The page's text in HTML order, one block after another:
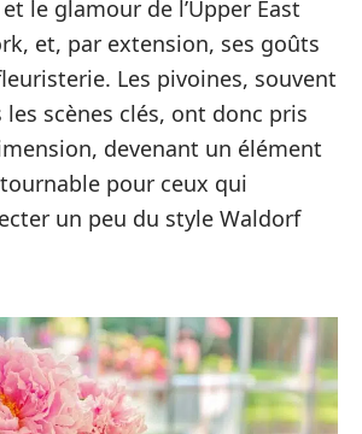
le glamour de l’Upper East
et, par extension, ses goûts
Les pivoines, souvent
les scènes clés, ont donc pris
devenant un élément
pour ceux qui
un peu du style Waldorf